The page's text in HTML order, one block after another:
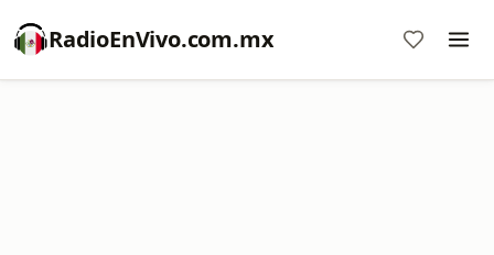
RadioEnVivo.com.mx